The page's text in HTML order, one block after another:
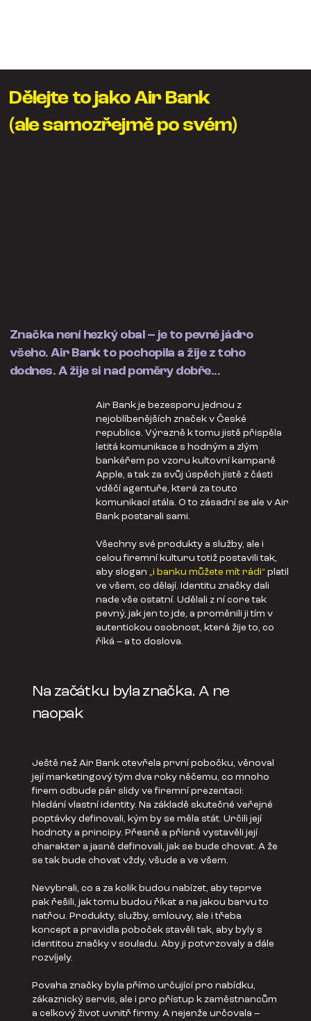
Dělejte to jako Air Bank
(ale samozřejmě po svém)
Značka není hezký obal – je to pevné jádro
všeho. Air Bank to pochopila a žije z toho
dodnes. A žije si nad poměry dobře...
Air Bank je bezesporu jednou z
nejoblíbenějších značek v České
republice. Výrazně k tomu jistě přispěla
letitá komunikace s hodným a zlým
bankéřem po vzoru kultovní kampaně
Apple, a tak za svůj úspěch jistě z části
vděčí agentuře, která za touto
komunikací stála. O to zásadní se ale v Air
Bank postarali sami.
Všechny své produkty a služby, ale i
celou firemní kulturu totiž postavili tak,
aby slogan„i banku můžete mít rádi“ platil
ve všem, co dělají. Identitu značky dali
nade vše ostatní. Udělali z ní core tak
pevný, jak jen to jde, a proměnili ji tím v
autentickou osobnost, která žije to, co
říká – a to doslova.
Na začátku byla značka. A ne
naopak
Ještě než Air Bank otevřela první pobočku, věnoval
její marketingový tým dva roky něčemu, co mnoho
firem odbude pár slidy ve firemní prezentaci:
hledání vlastní identity. Na základě skutečné veřejné
poptávky definovali, kým by se měla stát. Určili její
hodnoty a principy. Přesně a přísně vystavěli její
charakter a jasně definovali, jak se bude chovat. A že
se tak bude chovat vždy, všude a ve všem.
Nevybrali, co a za kolik budou nabízet, aby teprve
pak řešili, jak tomu budou říkat a na jakou barvu to
natřou. Produkty, služby, smlouvy, ale i třeba
koncept a pravidla poboček stavěli tak, aby byly s
identitou značky v souladu. Aby ji potvrzovaly a dále
rozvíjely.
Povaha značky byla přímo určující pro nabídku,
zákaznický servis, ale i pro přístup k zaměstnancům
a celkový život uvnitř firmy. A nejenže určovala –